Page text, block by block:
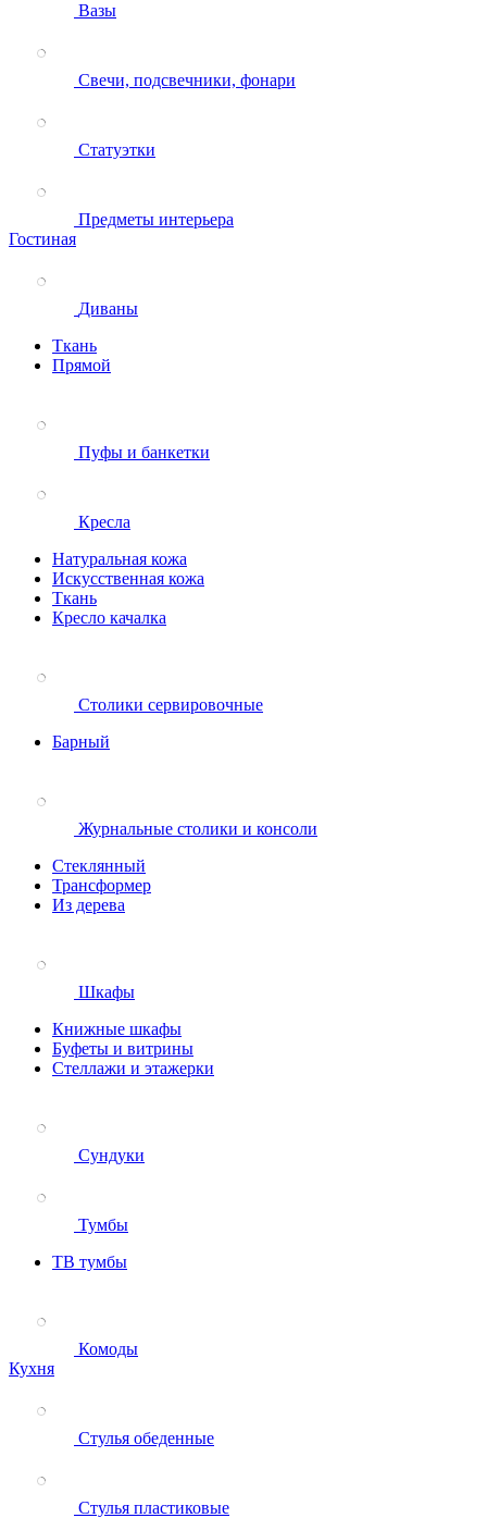
Вазы
Свечи, подсвечники, фонари
Статуэтки
Предметы интерьера
Гостиная
Диваны
Ткань
Прямой
Пуфы и банкетки
Кресла
Натуральная кожа
Искусственная кожа
Ткань
Кресло качалка
Столики сервировочные
Барный
Журнальные столики и консоли
Стеклянный
Трансформер
Из дерева
Шкафы
Книжные шкафы
Буфеты и витрины
Стеллажи и этажерки
Сундуки
Тумбы
ТВ тумбы
Комоды
Кухня
Стулья обеденные
Стулья пластиковые